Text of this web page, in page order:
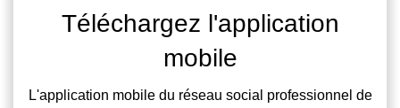
Téléchargez l'application
mobile
L'application mobile du réseau social professionnel de